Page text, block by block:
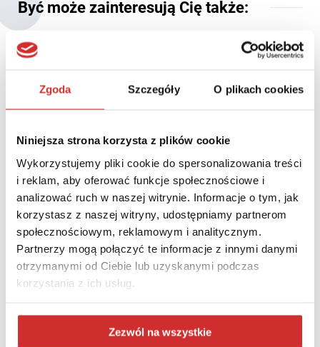
Zgoda Szczegóły O plikach cookies
Niniejsza strona korzysta z plików cookie
Wykorzystujemy pliki cookie do spersonalizowania treści
i reklam, aby oferować funkcje społecznościowe i
analizować ruch w naszej witrynie. Informacje o tym, jak
korzystasz z naszej witryny, udostępniamy partnerom
społecznościowym, reklamowym i analitycznym.
Partnerzy mogą połączyć te informacje z innymi danymi
otrzymanymi od Ciebie lub uzyskanymi podczas
korzystania z ich usług.
Zezwól na wszystkie
Być może zainteresują Cię także:
Gala wręczenia nagród THE World University Rankings,
podczas konferencji LUMEN 2025